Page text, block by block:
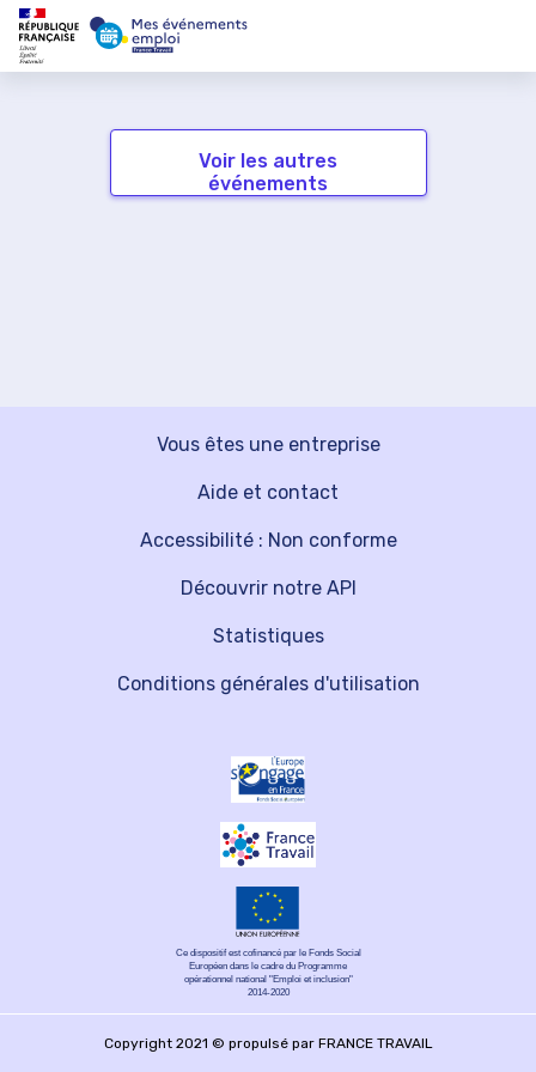
Voir les autres
événements
Vous êtes une entreprise
Découvrir notre API
Aide et contact
Statistiques
Accessibilité : Non conforme
Conditions générales d'utilisation
Ce dispositif est cofinancé par le Fonds Social
Européen dans le cadre du Programme
opérationnel national "Emploi et inclusion"
2014-2020
Copyright 2021 © propulsé par FRANCE TRAVAIL